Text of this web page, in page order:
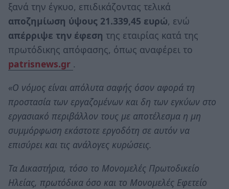
ξανά την έγκυο, επιδικάζοντας τελικά
αποζημίωση ύψους 21.339,45 ευρώ, ενώ
απέρριψε την έφεση της εταιρίας κατά της
πρωτόδικης απόφασης, όπως αναφέρει το
patrisnews.gr .
«Ο νόμος είναι απόλυτα σαφής όσον αφορά τη
προστασία των εργαζομένων και δη των εγκύων στο
εργασιακό περιβάλλον τους με αποτέλεσμα η μη
συμμόρφωση εκάστοτε εργοδότη σε αυτόν να
επισύρει και τις ανάλογες κυρώσεις.
Τα Δικαστήρια, τόσο το Μονομελές Πρωτοδικείο
Ηλείας, πρωτόδικα όσο και το Μονομελές Εφετείο